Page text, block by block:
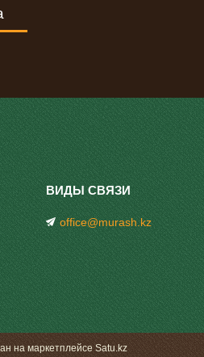
office@murash.kz
на маркетплейсеSatu.kz